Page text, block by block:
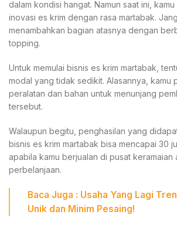
dalam kondisi hangat. Namun saat ini,
inovasi es krim dengan rasa martabak.
menambahkan bagian atasnya dengan
topping.
Untuk memulai bisnis es krim martabak,
modal yang tidak sedikit. Alasannya, kamu
peralatan dan bahan untuk menunjang
tersebut.
Walaupun begitu, penghasilan yang
bisnis es krim martabak bisa mencapai 30
apabila kamu berjualan di pusat keramaian
perbelanjaan.
Baca Juga : Usaha Yang Lagi
Unik dan Minim Pesaing!